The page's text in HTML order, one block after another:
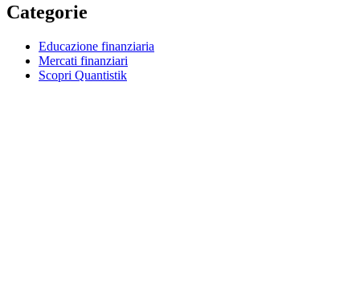
Categorie
Educazione finanziaria
Mercati finanziari
Scopri Quantistik